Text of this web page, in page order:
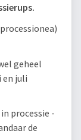
geheel
en juli
processie -
de